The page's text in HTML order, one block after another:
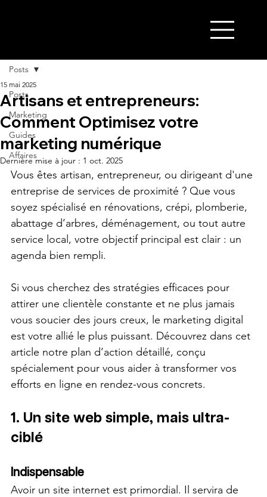
Posts
Marketing
Guides
Affaires
Posts
Artisans et entrepreneurs:
Comment Optimisez votre
marketing numérique
15 mai 2025
Dernière mise à jour : 1 oct. 2025
Vous êtes artisan, entrepreneur, ou dirigeant d'une
entreprise de services de proximité ? Que vous
soyez spécialisé en rénovations, crépi, plomberie,
abattage d’arbres, déménagement, ou tout autre
service local, votre objectif principal est clair : un
agenda bien rempli.
Si vous cherchez des stratégies efficaces pour
attirer une clientèle constante et ne plus jamais
vous soucier des jours creux, le marketing digital
est votre allié le plus puissant. Découvrez dans cet
article notre plan d’action détaillé, conçu
spécialement pour vous aider à transformer vos
efforts en ligne en rendez-vous concrets.
1. Un site web simple, mais ultra-
ciblé
Indispensable
Avoir un site internet est primordial. Il servira de